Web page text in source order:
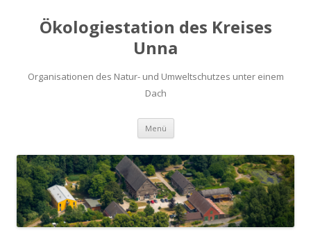
Ökologiestation des Kreises
Unna
Organisationen des Natur- und Umweltschutzes unter einem
Dach
Menü Zum
springen